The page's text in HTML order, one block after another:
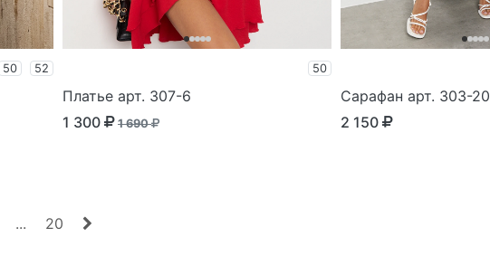
50 52 50
Платье арт. 307-6
1 300
1 690
Сарафан арт. 303-20
2 150
... 20